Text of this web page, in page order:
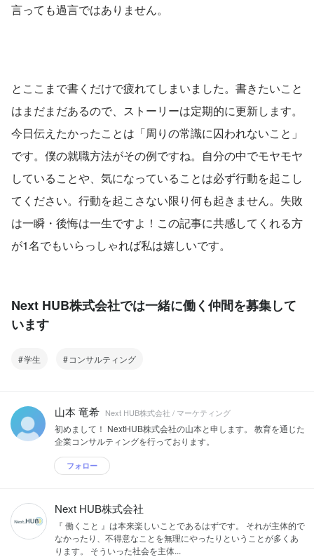
言っても過言ではありません。
とここまで書くだけで疲れてしまいました。書きたいこと
はまだまだあるので、ストーリーは定期的に更新します。
今日伝えたかったことは「周りの常識に囚われないこと」
です。僕の就職方法がその例ですね。自分の中でモヤモヤ
していることや、気になっていることは必ず行動を起こし
てください。行動を起こさない限り何も起きません。失敗
は一瞬・後悔は一生ですよ！この記事に共感してくれる方
が1名でもいらっしゃれば私は嬉しいです。
Next HUB株式会社では一緒に働く仲間を募集して
います
学生 コンサルティング
山本 竜希 Next HUB株式会社 / マーケティング
初めまして！ NextHUB株式会社の山本と申します。 教育を通じた
企業コンサルティングを行っております。
フォロー
Next HUB株式会社
『 働くこと 』は本来楽しいことであるはずです。 それが主体的で
なかったり、不得意なことを無理にやったりということが多くあ
ります。 そういった社会を主体...